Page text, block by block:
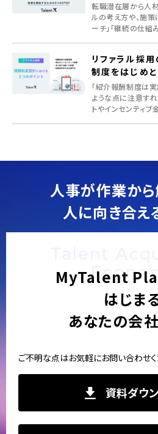
転職潜在層から人
ルの考え方や、施策
ーチ」「継続の仕組
リファラル採用
制度をはじめ
ト
「紹介報酬制度は
ような点に注意す
トやインセンティ
人事が作業から
人に向き合え
MyTalent
はじま
あなたの会
ご不明な点はお気軽にお問い合わせく
資料ダウ